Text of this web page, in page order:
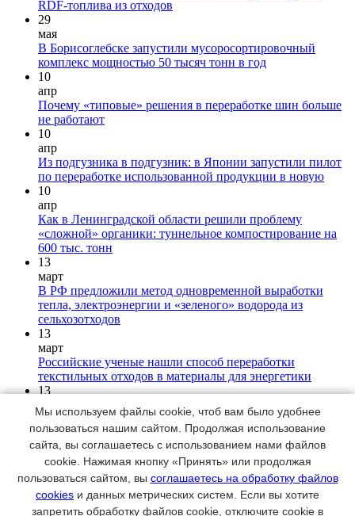
RDF-топлива из отходов
29
мая
В Борисоглебске запустили мусоросортировочный
комплекс мощностью 50 тысяч тонн в год
10
апр
Почему «типовые» решения в переработке шин больше
не работают
10
апр
Из подгузника в подгузник: в Японии запустили пилот
по переработке использованной продукции в новую
10
апр
Как в Ленинградской области решили проблему
«сложной» органики: туннельное компостирование на
600 тыс. тонн
13
март
В РФ предложили метод одновременной выработки
тепла, электроэнергии и «зеленого» водорода из
сельхозотходов
13
март
Российские ученые нашли способ переработки
текстильных отходов в материалы для энергетики
13
март
♻Китайские ученые разработали метод переработки
лития из отработанных аккумуляторов с
использованием CO2
29
дек
Компания-производитель картона сравнила углеродный
след бумажного и пластикового лотков для еды навынос
Мы используем файлы cookie, чтоб вам было удобнее
пользоваться нашим сайтом. Продолжая использование
сайта, вы соглашаетесь с использованием нами файлов
cookie. Нажимая кнопку «Принять» или продолжая
пользоваться сайтом, вы соглашаетесь на обработку файлов
cookies и данных метрических систем. Если вы хотите
запретить обработку файлов cookie, отключите cookie в